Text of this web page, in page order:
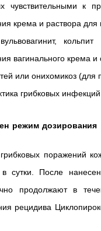
чувствительными к
крема и раствора
вульвовагинит,
вагинального крема и
или онихомикоз
грибковых
режим дозирования
поражений
сутки. После
продолжают в
рецидива